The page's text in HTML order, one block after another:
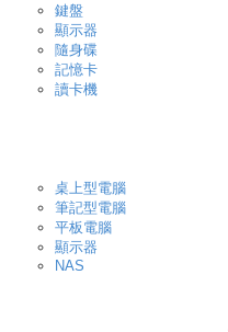
鍵盤
顯示器
隨身碟
記憶卡
讀卡機
桌上型電腦
筆記型電腦
平板電腦
顯示器
NAS